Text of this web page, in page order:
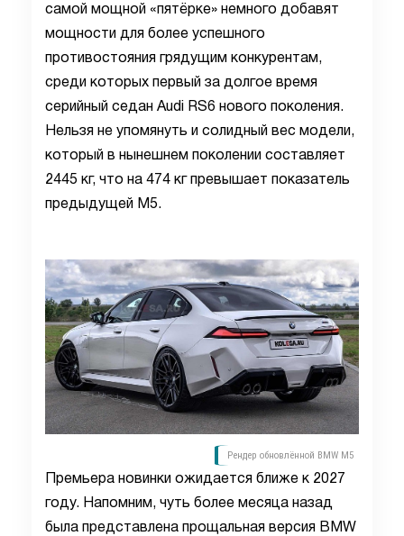
самой мощной «пятёрке» немного добавят
мощности для более успешного
противостояния грядущим конкурентам,
среди которых первый за долгое время
серийный седан Audi RS6 нового поколения.
Нельзя не упомянуть и солидный вес модели,
который в нынешнем поколении составляет
2445 кг, что на 474 кг превышает показатель
предыдущей M5.
Рендер обновлённой BMW M5
Премьера новинки ожидается ближе к 2027
году. Напомним, чуть более месяца назад
была представлена прощальная версия BMW